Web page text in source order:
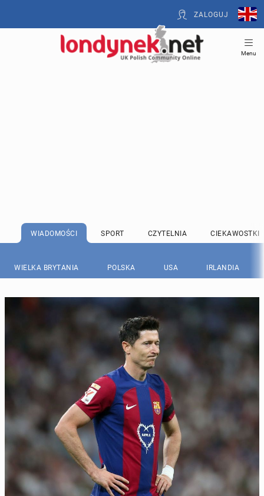
ZALOGUJ
Menu
WIADOMOŚCI SPORT CZYTELNIA CIEKAWOSTKI
WIELKA BRYTANIA POLSKA USA IRLANDIA
Czy Lewandowski zostanie w Barcelonie, czy zostanie sprzedany
przez klub, by mieć pieniądze na mającego go zastąpić zawodnika?...